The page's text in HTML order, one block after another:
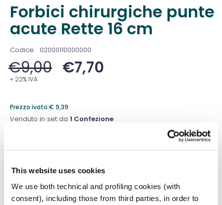
This website uses cookies
We use both technical and profiling cookies (with
consent), including those from third parties, in order to
Forbici chirurgiche punte
acute Rette 16 cm
Codice: 02000110000000
€9,00 €7,70
+ 22% IVA
Prezzo ivato:€ 9,39
Venduto in set da 1 Confezione